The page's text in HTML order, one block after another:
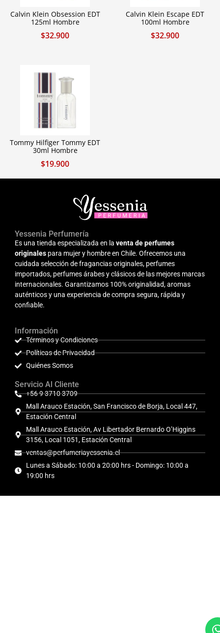
Calvin Klein Obsession EDT
125ml Hombre
$32.900
Calvin Klein Escape EDT
100ml Hombre
$32.900
Tommy Hilfiger Tommy EDT
30ml Hombre
$19.900
Yessenia Perfumería
Es una tienda especializada en la venta de perfumes
originales para mujer y hombre en Chile. Ofrecemos una
cuidada selección de fragancias originales, perfumes
importados, perfumes árabes y clásicos de las mejores marcas
internacionales. Garantizamos 100% originalidad, aromas
auténticos y una experiencia de compra segura, rápida y
confiable.
Información
Términos y Condiciones
Políticas de Privacidad
Quiénes Somos
Servicio Al Cliente
+56 9 3710 3709
Mall Arauco Estación, San Francisco de Borja, Local 447,
Estación Central
Mall Arauco Estación, Av Libertador Bernardo O’Higgins
3156, Local 1051, Estación Central
ventas@perfumeriayessenia.cl
Lunes a Sábado: 10:00 a 20:00 hrs - Domingo: 10:00 a
19:00 hrs